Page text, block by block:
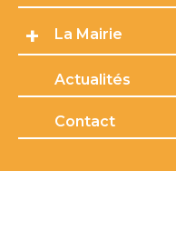
La Mairie
Actualités
Contact